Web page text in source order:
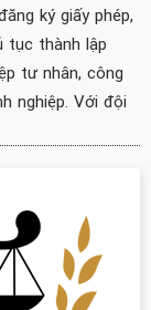
ký giấy phép,
tục thành lập
tư nhân, công
nghiệp. Với đội